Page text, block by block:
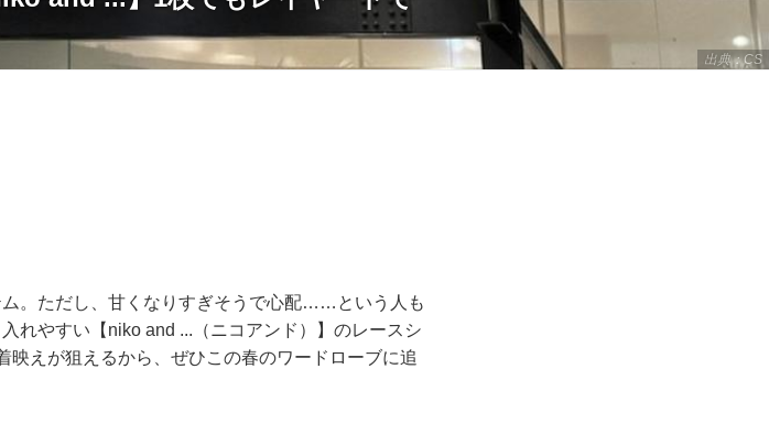
出典：CS
。ただし、甘くなりすぎそうで心配……という人も
れやすい【niko and ...（ニコアンド）】のレースシ
映えが狙えるから、ぜひこの春のワードローブに追